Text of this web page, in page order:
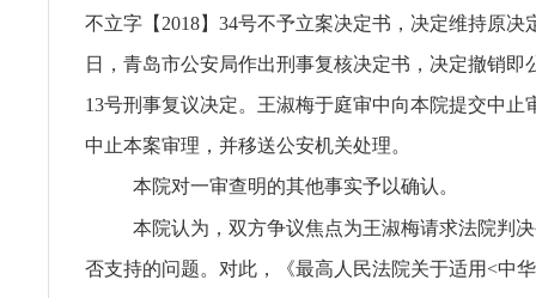
不立字【2018】34号不予立案决定书，决定维持原决
日，青岛市公安局作出刑事复核决定书，决定撤销即
13号刑事复议决定。王淑梅于庭审中向本院提交中止
中止本案审理，并移送公安机关处理。
本院对一审查明的其他事实予以确认。
本院认为，双方争议焦点为王淑梅请求法院判
否支持的问题。对此，《最高人民法院关于适用<中